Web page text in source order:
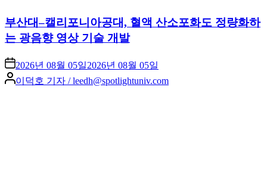
부산대–캘리포니아공대, 혈액 산소포화도 정량화하
는 광음향 영상 기술 개발
2026년 08월 05일2026년 08월 05일
Posted
by
이덕호 기자 / leedh@spotlightuniv.com